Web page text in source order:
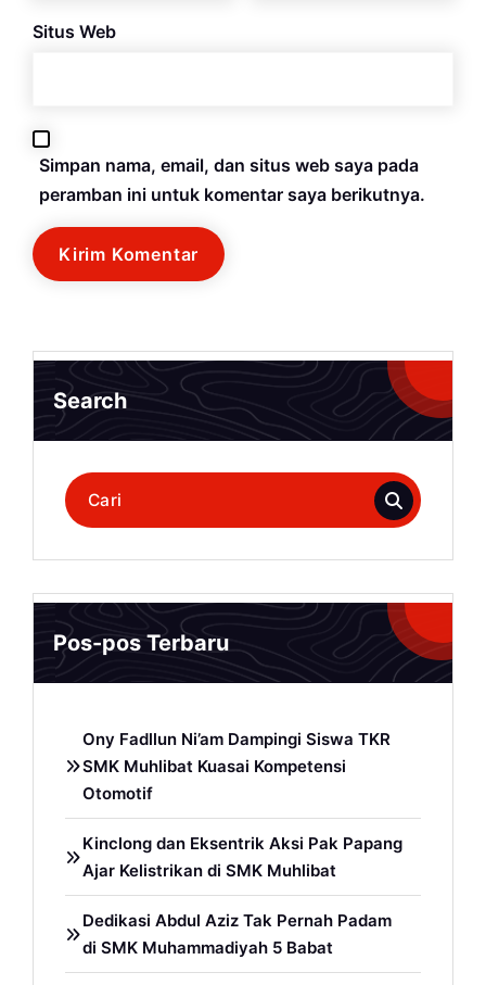
Situs Web
Simpan nama, email, dan situs web saya pada
peramban ini untuk komentar saya berikutnya.
Search
Pencarian
untuk:
Pos-pos Terbaru
Ony Fadllun Ni’am Dampingi Siswa TKR
SMK Muhlibat Kuasai Kompetensi
Otomotif
Kinclong dan Eksentrik Aksi Pak Papang
Ajar Kelistrikan di SMK Muhlibat
Dedikasi Abdul Aziz Tak Pernah Padam
di SMK Muhammadiyah 5 Babat